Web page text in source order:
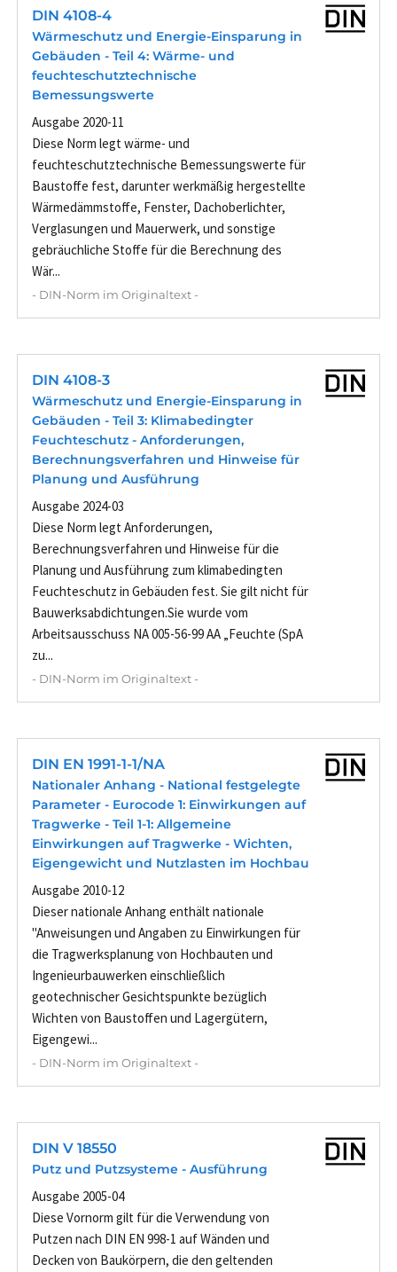
DIN 4108-4
Wärmeschutz und Energie-Einsparung in
Gebäuden - Teil 4: Wärme- und
feuchteschutztechnische
Bemessungswerte
Ausgabe 2020-11
Diese Norm legt wärme- und
feuchteschutztechnische Bemessungswerte für
Baustoffe fest, darunter werkmäßig hergestellte
Wärmedämmstoffe, Fenster, Dachoberlichter,
Verglasungen und Mauerwerk, und sonstige
gebräuchliche Stoffe für die Berechnung des
Wär...
- DIN-Norm im Originaltext -
DIN 4108-3
Wärmeschutz und Energie-Einsparung in
Gebäuden - Teil 3: Klimabedingter
Feuchteschutz - Anforderungen,
Berechnungsverfahren und Hinweise für
Planung und Ausführung
Ausgabe 2024-03
Diese Norm legt Anforderungen,
Berechnungsverfahren und Hinweise für die
Planung und Ausführung zum klimabedingten
Feuchteschutz in Gebäuden fest. Sie gilt nicht für
Bauwerksabdichtungen.Sie wurde vom
Arbeitsausschuss NA 005-56-99 AA „Feuchte (SpA
zu...
- DIN-Norm im Originaltext -
DIN EN 1991-1-1/NA
Nationaler Anhang - National festgelegte
Parameter - Eurocode 1: Einwirkungen auf
Tragwerke - Teil 1-1: Allgemeine
Einwirkungen auf Tragwerke - Wichten,
Eigengewicht und Nutzlasten im Hochbau
Ausgabe 2010-12
Dieser nationale Anhang enthält nationale
"Anweisungen und Angaben zu Einwirkungen für
die Tragwerksplanung von Hochbauten und
Ingenieurbauwerken einschließlich
geotechnischer Gesichtspunkte bezüglich
Wichten von Baustoffen und Lagergütern,
Eigengewi...
- DIN-Norm im Originaltext -
DIN V 18550
Putz und Putzsysteme - Ausführung
Ausgabe 2005-04
Diese Vornorm gilt für die Verwendung von
Putzen nach DIN EN 998-1 auf Wänden und
Decken von Baukörpern, die den geltenden